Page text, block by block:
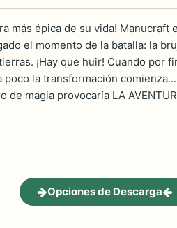
más épica de su vida!
el momento de la batalla: la
¡Hay que huir! Cuando por
la transformación
magia provocaría LA
Opciones de Descarga